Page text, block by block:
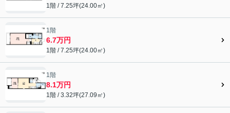
1階 / 7.25坪(24.00㎡)
1階
6.7万円
1階 / 7.25坪(24.00㎡)
1階
8.1万円
1階 / 3.32坪(27.09㎡)